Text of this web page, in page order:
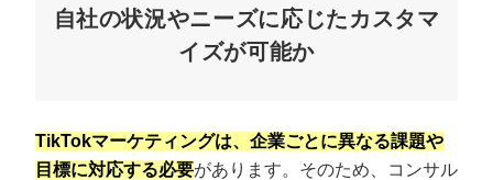
自社の状況やニーズに応じたカスタマ
イズが可能か
TikTokマーケティングは、企業ごとに異なる課題や
目標に対応する必要があります。そのため、コンサル